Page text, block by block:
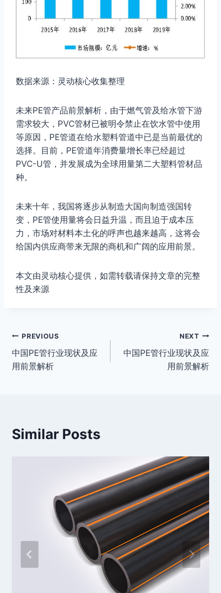
数据来源：灵动核心收集整理
未来PE管产品前景解析，由于燃气管及给水管下游
需求较大，PVC管材已被明令禁止在饮水管中使用
等原因，PE管道在给水塑料管道中已是当前最优的
选择。目前，PE管道年消费量增长率已经超过
PVC-U管，并发展成为全球用量第二大塑料管材品
种。
未来十年，我国将逐步从制造大国向制造强国转
变，PE管使用量将会日益升温，而且迫于成本压
力，市场对材料本土化的呼声也越来越高，这将会
给国内供应商带来无限的商机和广阔的应用前景。
本文由灵动核心提供，如需转载请保持文章的完整
性及来源
Post
navigation
PREVIOUS
中国PE管行业现状及应
用前景解析
NEXT
中国PE管行业现状及应
用前景解析
Similar Posts